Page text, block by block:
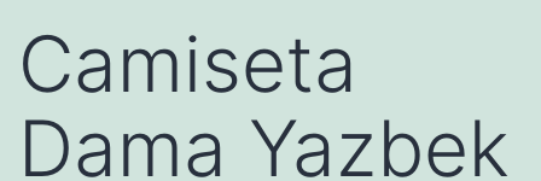
Camiseta
Dama Yazbek